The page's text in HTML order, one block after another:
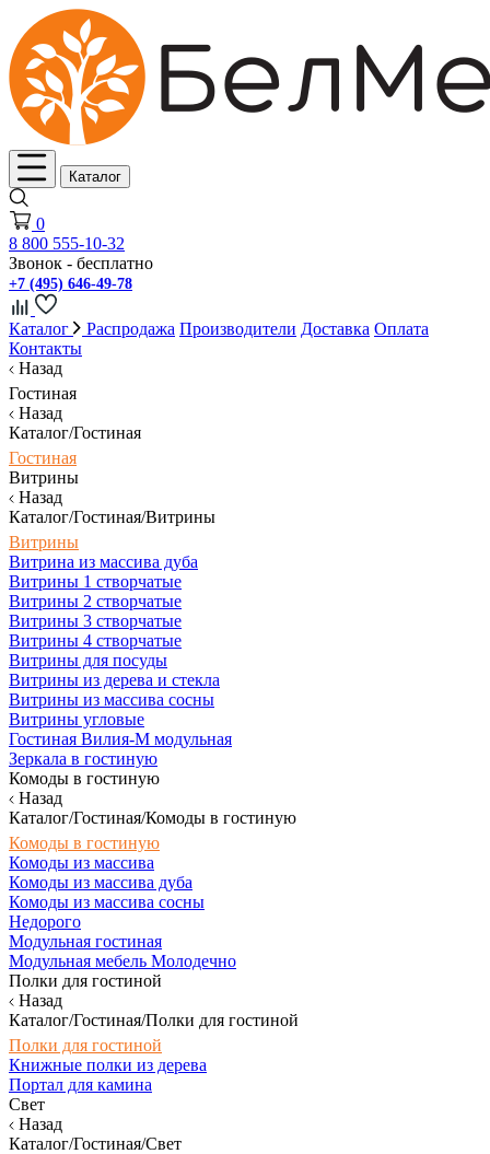
Каталог
0
8 800 555-10-32
Звонок - бесплатно
+7 (495) 646-49-78
Каталог Распродажа Производители Доставка Оплата
Контакты
Назад
Гостиная
Назад
Каталог/Гостиная
Гостиная
Витрины
Назад
Каталог/Гостиная/Витрины
Витрины
Витрина из массива дуба
Витрины 1 створчатые
Витрины 2 створчатые
Витрины 3 створчатые
Витрины 4 створчатые
Витрины для посуды
Витрины из дерева и стекла
Витрины из массива сосны
Витрины угловые
Гостиная Вилия-М модульная
Зеркала в гостиную
Комоды в гостиную
Назад
Каталог/Гостиная/Комоды в гостиную
Комоды в гостиную
Комоды из массива
Комоды из массива дуба
Комоды из массива сосны
Недорого
Модульная гостиная
Модульная мебель Молодечно
Полки для гостиной
Назад
Каталог/Гостиная/Полки для гостиной
Полки для гостиной
Книжные полки из дерева
Портал для камина
Свет
Назад
Каталог/Гостиная/Свет